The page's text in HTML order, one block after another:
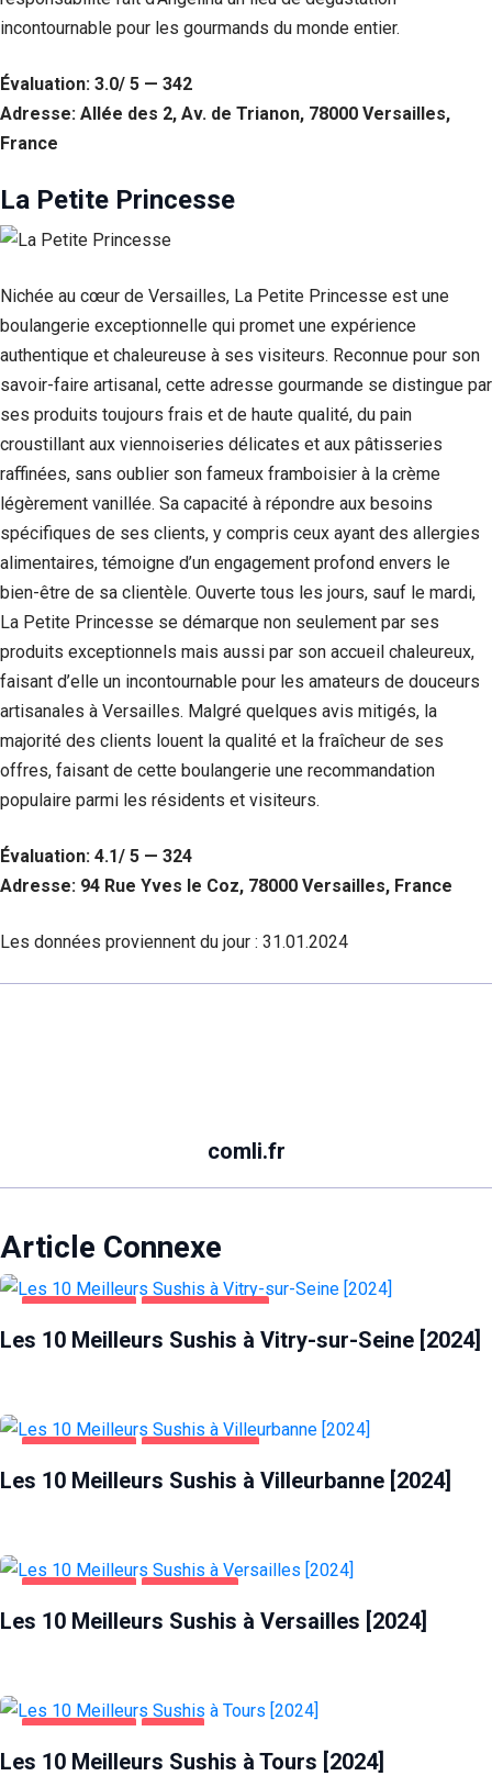
incontournable pour les gourmands du monde entier.
Évaluation: 3.0/ 5 — 342
Adresse: Allée des 2, Av. de Trianon, 78000 Versailles,
France
La Petite Princesse
Nichée au cœur de Versailles, La Petite Princesse est une
boulangerie exceptionnelle qui promet une expérience
authentique et chaleureuse à ses visiteurs. Reconnue pour son
savoir-faire artisanal, cette adresse gourmande se distingue par
ses produits toujours frais et de haute qualité, du pain
croustillant aux viennoiseries délicates et aux pâtisseries
raffinées, sans oublier son fameux framboisier à la crème
légèrement vanillée. Sa capacité à répondre aux besoins
spécifiques de ses clients, y compris ceux ayant des allergies
alimentaires, témoigne d’un engagement profond envers le
bien-être de sa clientèle. Ouverte tous les jours, sauf le mardi,
La Petite Princesse se démarque non seulement par ses
produits exceptionnels mais aussi par son accueil chaleureux,
faisant d’elle un incontournable pour les amateurs de douceurs
artisanales à Versailles. Malgré quelques avis mitigés, la
majorité des clients louent la qualité et la fraîcheur de ses
offres, faisant de cette boulangerie une recommandation
populaire parmi les résidents et visiteurs.
Évaluation: 4.1/ 5 — 324
Adresse: 94 Rue Yves le Coz, 78000 Versailles, France
Les données proviennent du jour : 31.01.2024
comli.fr
Article Connexe
Les 10 Meilleurs Sushis à Vitry-sur-Seine [2024]
Les 10 Meilleurs Sushis à Villeurbanne [2024]
Les 10 Meilleurs Sushis à Versailles [2024]
Les 10 Meilleurs Sushis à Tours [2024]